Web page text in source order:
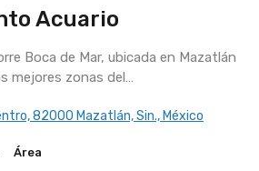
Acuario
Boca de Mar, ubicada en Mazatlán
mejores zonas del…
82000 Mazatlán, Sin., México
Área